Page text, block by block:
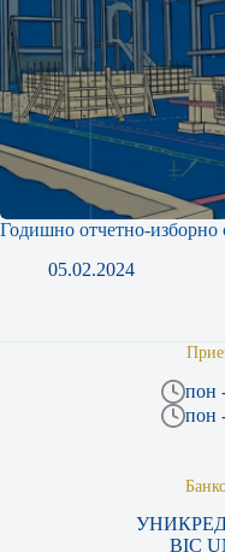
Годишно отчетно-изборно
05.02.2024
пон
пон
BIC